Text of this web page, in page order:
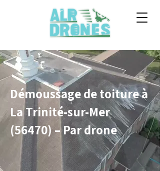
Démoussage de toiture à
La Trinité-sur-Mer
(56470) – Par drone